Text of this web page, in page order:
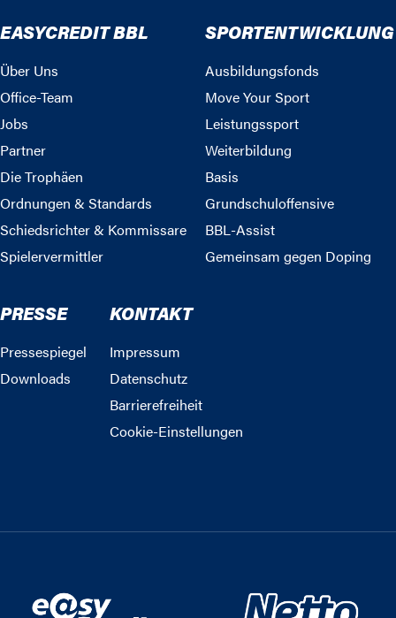
EASYCREDIT BBL
Über Uns
Office-Team
Jobs
Partner
Die Trophäen
Ordnungen & Standards
Schiedsrichter & Kommissare
Spielervermittler
SPORTENTWICKLUNG
Ausbildungsfonds
Move Your Sport
Leistungssport
Weiterbildung
Basis
Grundschuloffensive
BBL-Assist
Gemeinsam gegen Doping
PRESSE
Pressespiegel
Downloads
KONTAKT
Impressum
Datenschutz
Barrierefreiheit
Cookie-Einstellungen